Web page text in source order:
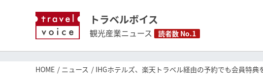
トラベルボイス
観光産業ニュース 読者数 No.1
HOME ニュース IHGホテルズ、楽天トラベル経由の予約でも会員特典